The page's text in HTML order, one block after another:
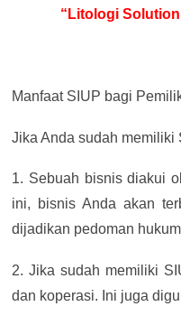
“Litologi
Manfaat SIUP bagi
Jika Anda sudah memiliki
1. Sebuah bisnis diakui
ini, bisnis Anda akan
dijadikan pedoman
2. Jika sudah memiliki
dan koperasi. Ini juga